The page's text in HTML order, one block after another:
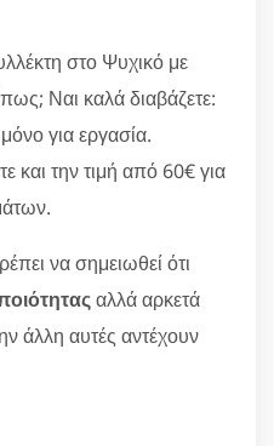
στο Ψυχικό με
Ναι καλά διαβάζετε:
για εργασία.
και την τιμή από 60€ για
να σημειωθεί ότι
αλλά αρκετά
άλλη αυτές αντέχουν